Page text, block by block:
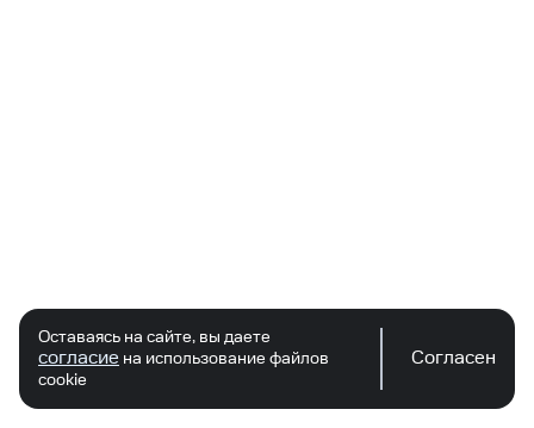
Оставаясь на сайте, вы даете
согласие на использование файлов
cookie
Согласен